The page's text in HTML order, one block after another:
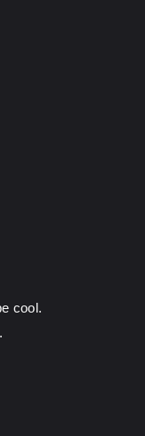
cool.